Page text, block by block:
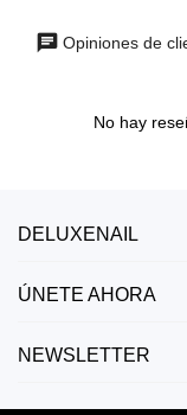
Opiniones de
No hay
DELUXENAIL
ÚNETE AHORA
NEWSLETTER